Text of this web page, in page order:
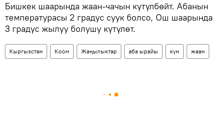
Бишкек шаарында жаан-чачын күтүлбөйт. Абанын
температурасы 2 градус суук болсо, Ош шаарында
3 градус жылуу болушу күтүлөт.
Кыргызстан Коом Жаңылыктар аба ырайы күн жаан